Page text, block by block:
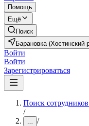
Помощь
Ещё
Поиск
Барановка (Хостинский
Войти
Войти
Зарегистрироваться
Поиск
/
... /